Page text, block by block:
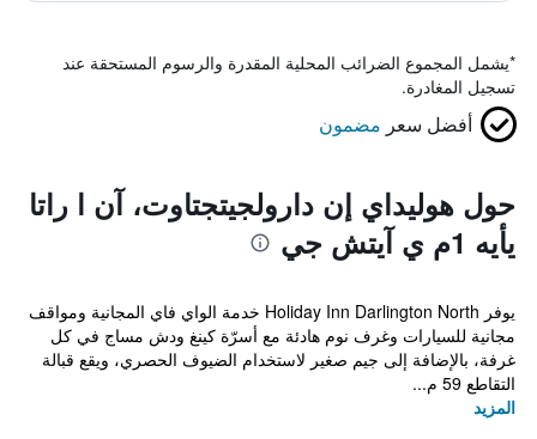
*يشمل المجموع الضرائب المحلية المقدرة والرسوم المستحقة عند
تسجيل المغادرة.
أفضل سعر مضمون
حول هوليداي إن دارولجيتجتاوت، آن ا راتا
يأيه 1م ي آيتش جي
يوفر Holiday Inn Darlington North خدمة الواي فاي المجانية ومواقف
مجانية للسيارات وغرف نوم هادئة مع أسرّة كينغ ودش مساج في كل
غرفة، بالإضافة إلى جيم صغير لاستخدام الضيوف الحصري، ويقع قبالة
التقاطع 59 م...
المزيد